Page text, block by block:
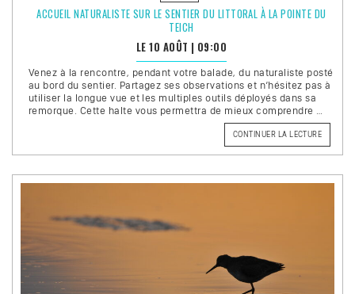
ACCUEIL NATURALISTE SUR LE SENTIER DU LITTORAL À LA POINTE DU
TEICH
LE 10 AOÛT | 09:00
Venez à la rencontre, pendant votre balade, du naturaliste posté
au bord du sentier. Partagez ses observations et n’hésitez pas à
utiliser la longue vue et les multiples outils déployés dans sa
remorque. Cette halte vous permettra de mieux comprendre …
CONTINUER LA LECTUREDE
SENTIER